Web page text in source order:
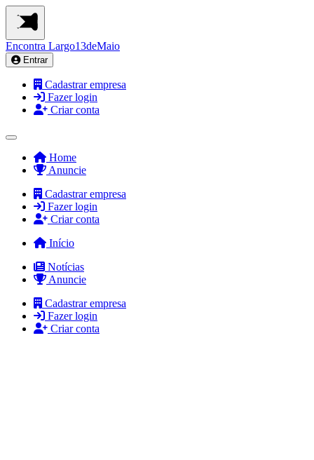
Encontra Largo13deMaio
Entrar
Cadastrar empresa
Fazer login
Criar conta
Home
Anuncie
Cadastrar empresa
Fazer login
Criar conta
Início
Notícias
Anuncie
Cadastrar empresa
Fazer login
Criar conta